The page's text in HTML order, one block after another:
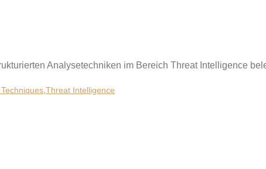
Analysetechniken im Bereich Threat Intelligence
,Threat Intelligence